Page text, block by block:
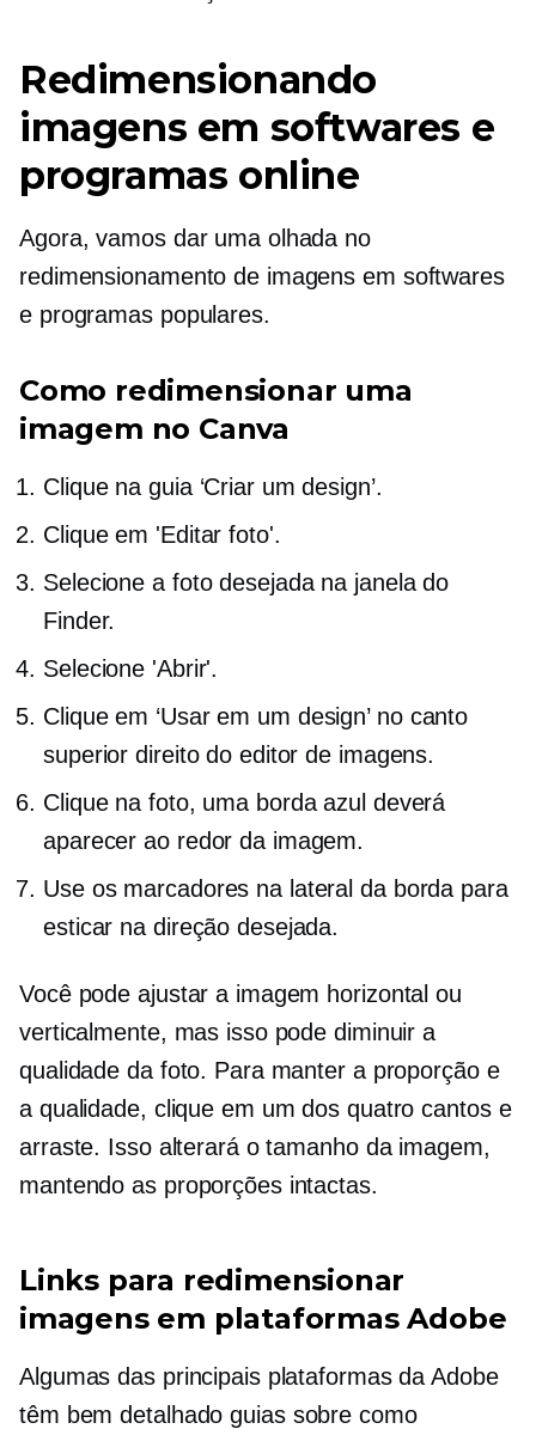
Redimensionando
imagens em softwares e
programas online
Agora, vamos dar uma olhada no
redimensionamento de imagens em softwares
e programas populares.
Como redimensionar uma
imagem no Canva
Clique na guia ‘Criar um design’.
Clique em 'Editar foto'.
Selecione a foto desejada na janela do
Finder.
Selecione 'Abrir'.
Clique em ‘Usar em um design’ no canto
superior direito do editor de imagens.
Clique na foto, uma borda azul deverá
aparecer ao redor da imagem.
Use os marcadores na lateral da borda para
esticar na direção desejada.
Você pode ajustar a imagem horizontal ou
verticalmente, mas isso pode diminuir a
qualidade da foto. Para manter a proporção e
a qualidade, clique em um dos quatro cantos e
arraste. Isso alterará o tamanho da imagem,
mantendo as proporções intactas.
Links para redimensionar
imagens em plataformas Adobe
Algumas das principais plataformas da Adobe
têm bem detalhado guias sobre como